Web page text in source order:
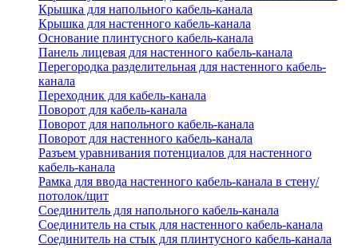
Крышка для напольного кабель-канала
Крышка для настенного кабель-канала
Основание плинтусного кабель-канала
Панель лицевая для настенного кабель-канала
Перегородка разделительная для настенного кабель-
канала
Переходник для кабель-канала
Поворот для кабель-канала
Поворот для напольного кабель-канала
Поворот для настенного кабель-канала
Разъем уравнивания потенциалов для настенного
кабель-канала
Рамка для ввода настенного кабель-канала в стену/
потолок/щит
Соединитель для напольного кабель-канала
Соединитель на стык для настенного кабель-канала
Соединитель на стык для плинтусного кабель-канала